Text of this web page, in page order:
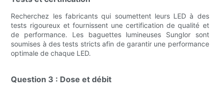
Recherchez les fabricants qui soumettent leurs LED à des
tests rigoureux et fournissent une certification de qualité et
de performance. Les baguettes lumineuses Sunglor sont
soumises à des tests stricts afin de garantir une performance
optimale de chaque LED.
Question 3 : Dose et débit